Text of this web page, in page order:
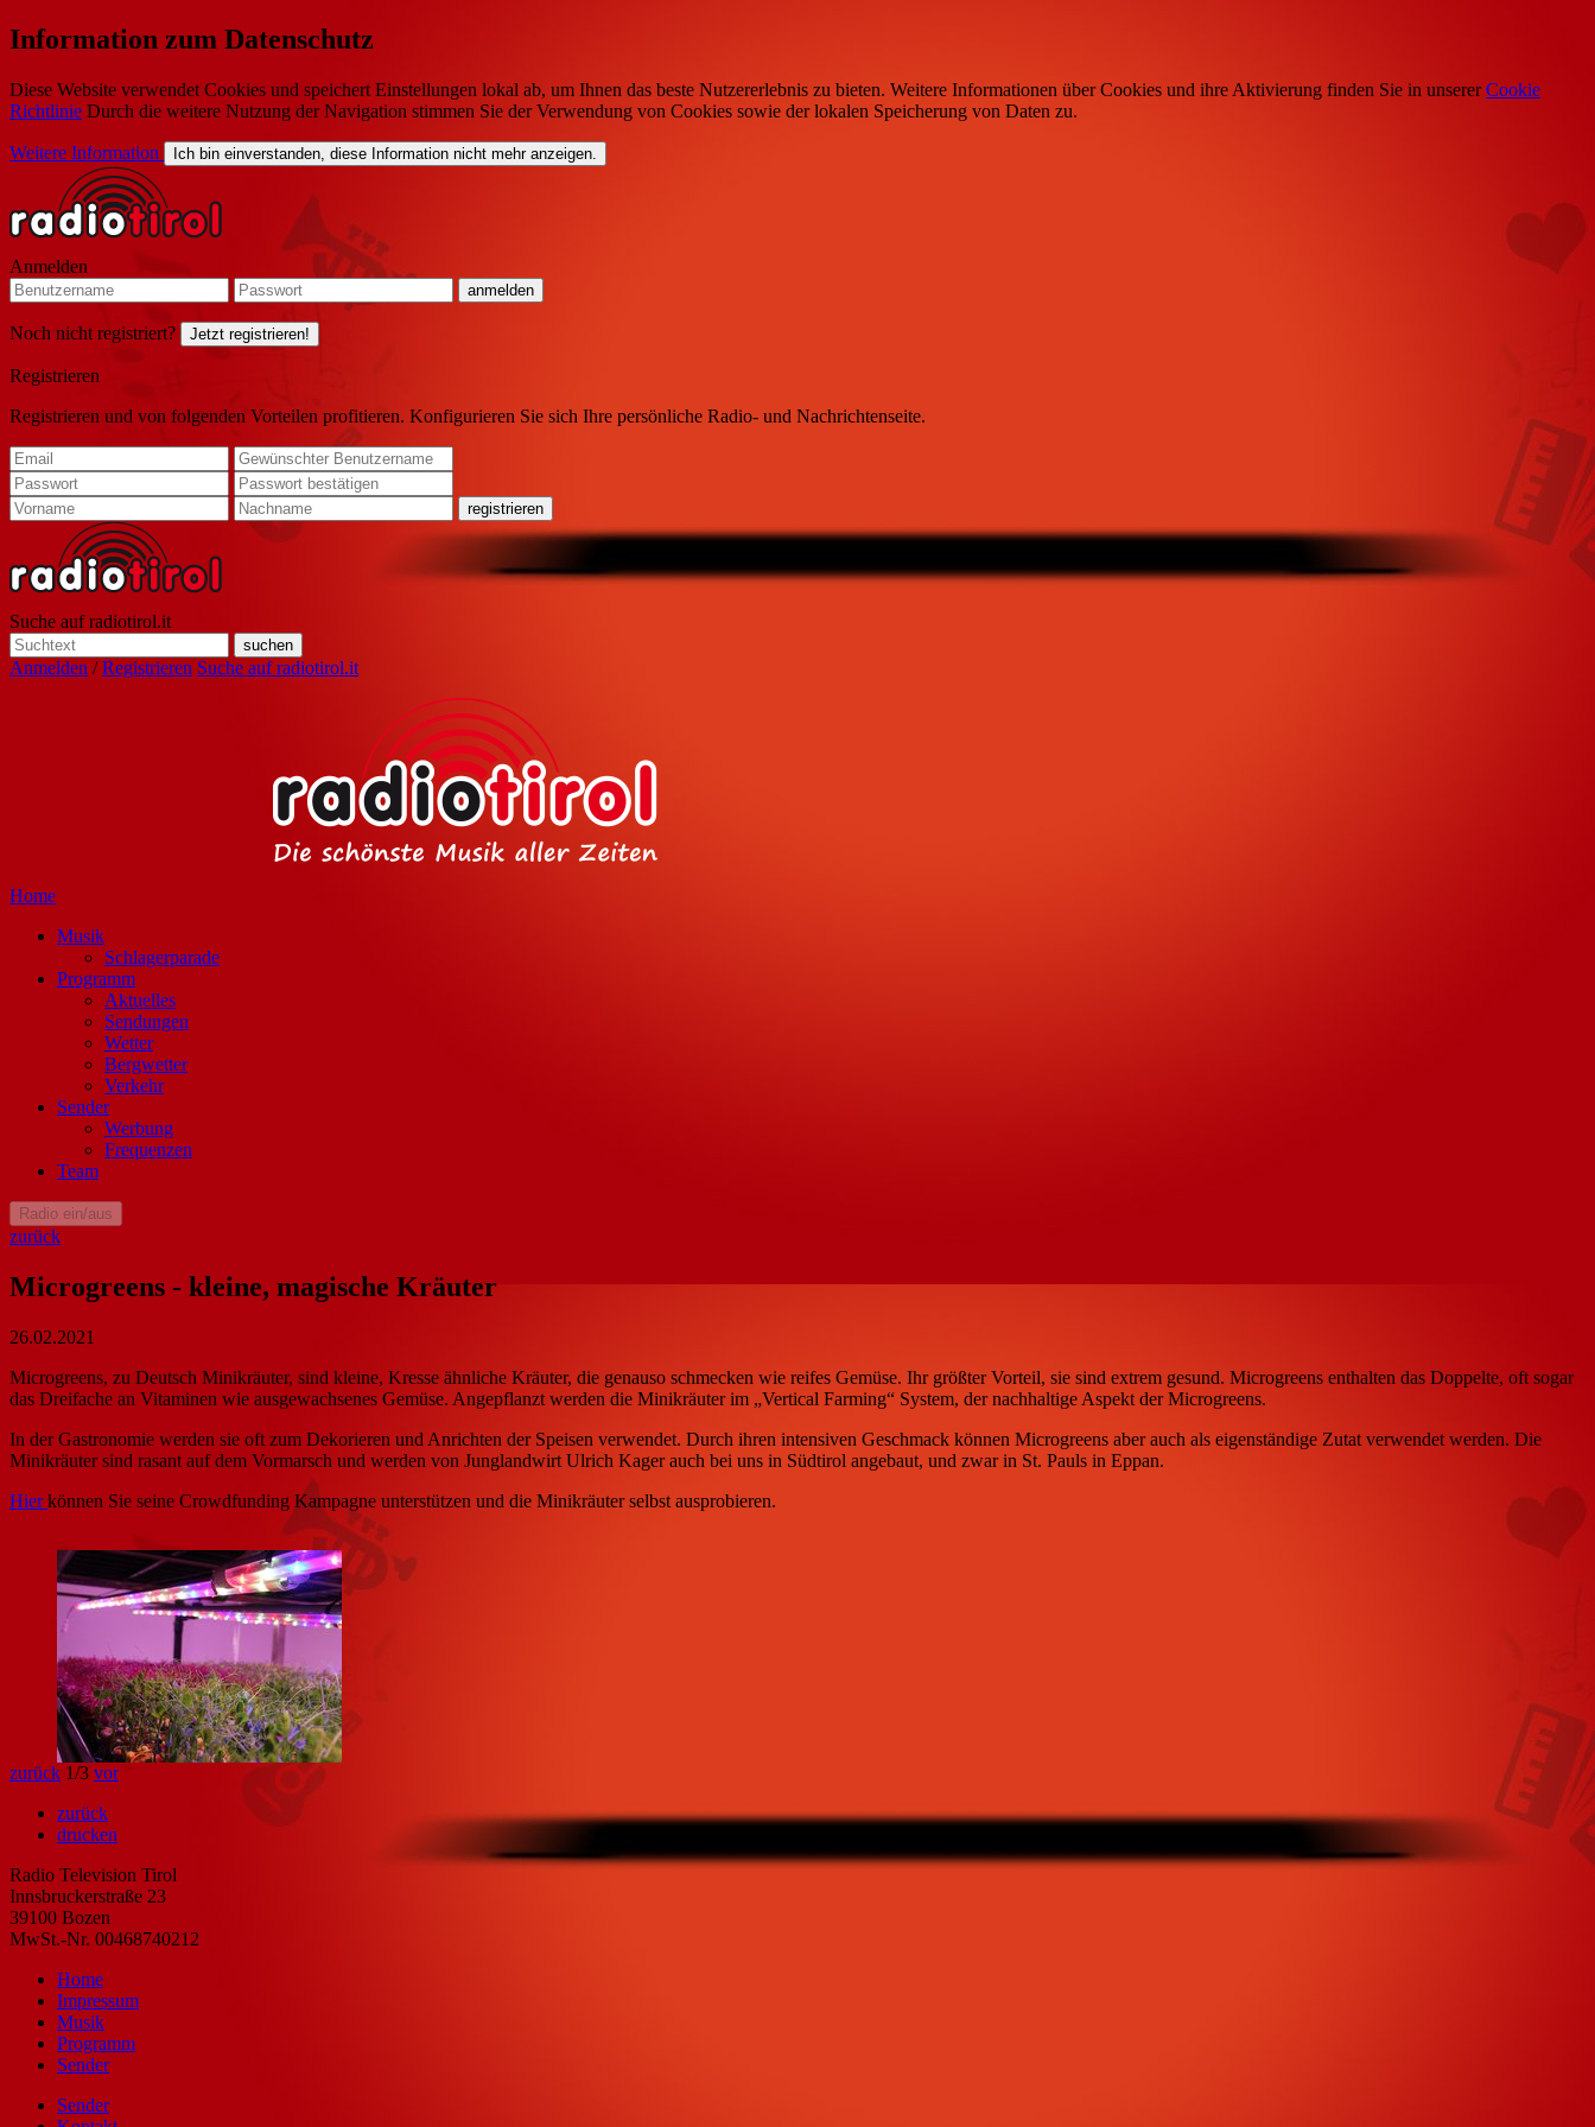
Information zum Datenschutz
Diese Website verwendet Cookies und speichert Einstellungen lokal ab, um Ihnen das beste Nutzererlebnis zu bieten. Weitere Informationen über Cookies und ihre Aktivierung finden Sie in unsererCookie
Richtlinie Durch die weitere Nutzung der Navigation stimmen Sie der Verwendung von Cookies sowie der lokalen Speicherung von Daten zu.
Weitere Information Ich bin einverstanden, diese Information nicht mehr anzeigen.
Anmelden
Noch nicht registriert? Jetzt registrieren!
Registrieren
Registrieren und von folgenden Vorteilen profitieren. Konfigurieren Sie sich Ihre persönliche Radio- und Nachrichtenseite.
Suche auf radiotirol.it
Anmelden /Registrieren Suche auf radiotirol.it
Home
Musik
Schlagerparade
Programm
Aktuelles
Sendungen
Wetter
Bergwetter
Verkehr
Sender
Werbung
Frequenzen
Team
Radio ein/aus
zurück
Microgreens - kleine, magische Kräuter
26.02.2021
Microgreens, zu Deutsch Minikräuter, sind kleine, Kresse ähnliche Kräuter, die genauso schmecken wie reifes Gemüse. Ihr größter Vorteil, sie sind extrem gesund. Microgreens enthalten das Doppelte, oft sogar
das Dreifache an Vitaminen wie ausgewachsenes Gemüse. Angepflanzt werden die Minikräuter im „Vertical Farming“ System, der nachhaltige Aspekt der Microgreens.
In der Gastronomie werden sie oft zum Dekorieren und Anrichten der Speisen verwendet. Durch ihren intensiven Geschmack können Microgreens aber auch als eigenständige Zutat verwendet werden. Die
Minikräuter sind rasant auf dem Vormarsch und werden von Junglandwirt Ulrich Kager auch bei uns in Südtirol angebaut, und zwar in St. Pauls in Eppan.
Hierkönnen Sie seine Crowdfunding Kampagne unterstützen und die Minikräuter selbst ausprobieren.
zurück 1/3 vor
zurück
drucken
Radio Television Tirol
Innsbruckerstraße 23
39100 Bozen
MwSt.-Nr. 00468740212
Home
Impressum
Musik
Programm
Sender
Sender